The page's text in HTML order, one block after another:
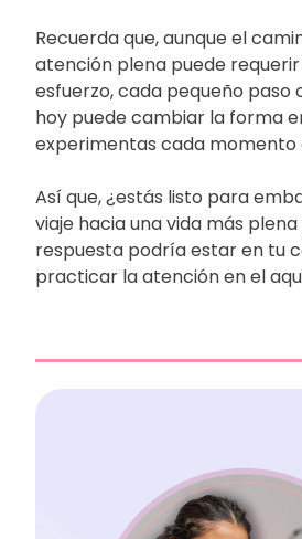
Recuerda que, aunque el
atención plena puede
esfuerzo, cada pequeño paso
hoy puede cambiar la forma
experimentas cada momento
Así que, ¿estás listo para
viaje hacia una vida más
respuesta podría estar en tu
practicar la atención en el